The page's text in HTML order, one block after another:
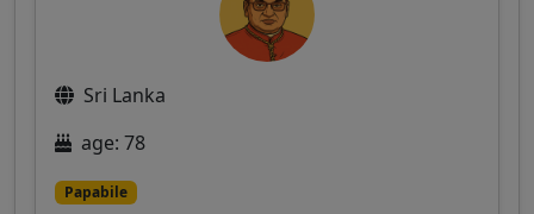
Sri Lanka
age: 78
Papabile